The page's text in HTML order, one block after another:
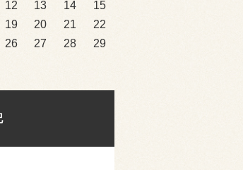
12 13 14
15
19 20 21
22
26 27 28
29